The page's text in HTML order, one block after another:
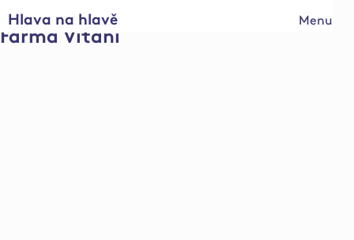
Menu
Hlava na hlavě
Farma Vítání